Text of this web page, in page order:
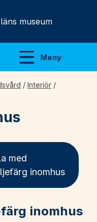
museum
Meny
Visa meny
/ Interiör /
med
inomhus
inomhus